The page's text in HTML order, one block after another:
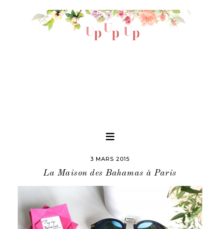
3 MARS 2015
La Maison des Bahamas à Paris